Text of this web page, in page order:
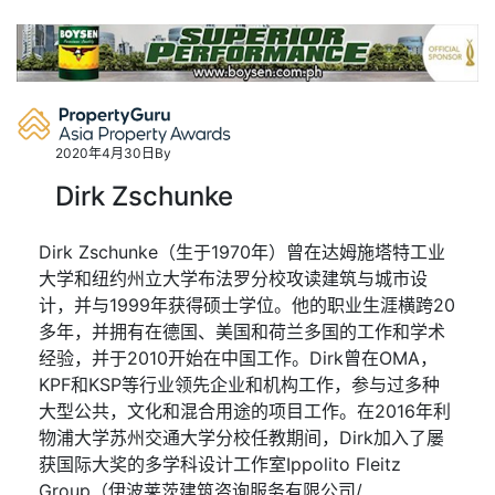
content
2020年4月30日 By
Dirk Zschunke
Dirk Zschunke（生于1970年）曾在达姆施塔特工业
大学和纽约州立大学布法罗分校攻读建筑与城市设
计，并与1999年获得硕士学位。他的职业生涯横跨20
多年，并拥有在德国、美国和荷兰多国的工作和学术
经验，并于2010开始在中国工作。Dirk曾在OMA，
KPF和KSP等行业领先企业和机构工作，参与过多种
大型公共，文化和混合用途的项目工作。在2016年利
物浦大学苏州交通大学分校任教期间，Dirk加入了屡
获国际大奖的多学科设计工作室Ippolito Fleitz
Group（伊波莱茨建筑咨询服务有限公司/